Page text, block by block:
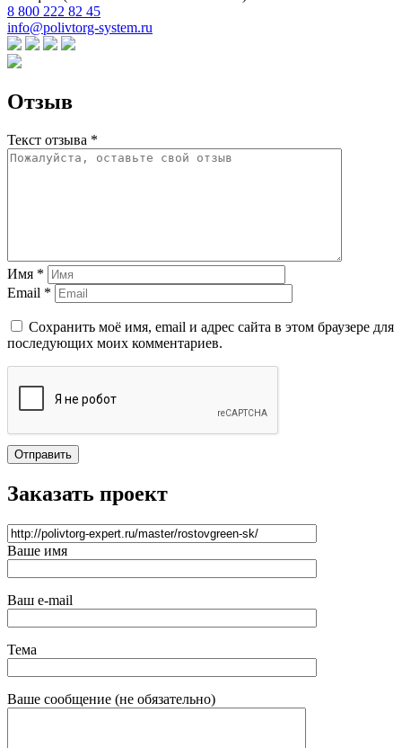
8 800 222 82 45
info@polivtorg-system.ru
Отзыв
Текст отзыва *
Имя *
Email *
Сохранить моё имя, email и адрес сайта в этом браузере для
последующих моих комментариев.
Отправить
Заказать проект
Ваше имя
Ваш e-mail
Тема
Ваше сообщение (не обязательно)